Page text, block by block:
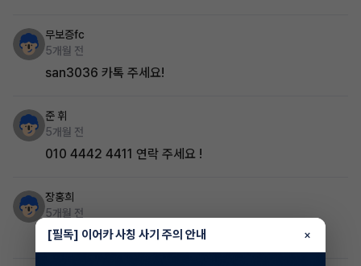
무보증fc
5개월 전
san3036 카톡 주세요!
준 휘
5개월 전
010 4442 4411 연락 주세요 !
장홍희
5개월 전
xman934 톡주세요
[필독] 이어카 사칭 사기 주의 안내 ×